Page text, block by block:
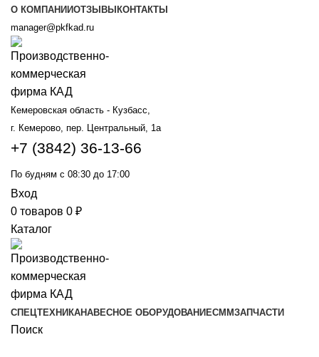
О КОМПАНИИОТЗЫВЫ КОНТАКТЫ
manager@pkfkad.ru
Кемеровская область - Кузбасс,
г. Кемерово, пер. Центральный, 1а
+7 (3842) 36-13-66
По будням с 08:30 до 17:00
Вход
0 товаров 0 ₽
Каталог
СПЕЦТЕХНИКАНАВЕСНОЕ ОБОРУДОВАНИЕСММЗАПЧАСТИ
Поиск